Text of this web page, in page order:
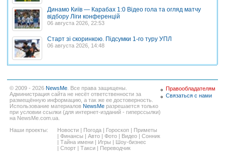
Динамо Київ — Карабах 1:0 Відео гола та огляд матчу
відбору Ліги конференцій
06 августа 2026, 22:53
Старт зі скоринкою. Підсумки 1-го туру УПЛ
06 августа 2026, 14:48
© 2009 - 2026 NewsMe . Все права защищены.
Администрация сайта не несёт ответственности за
размещённую информацию, а так же ее достоверность.
Использование материалов NewsMe разрешается только
при условии ссылки (для интернет-изданий - гиперссылки)
на NewsMe.com.ua.
Наши проекты:
Новости Погода Гороскоп
Приметы
Финансы Авто Фото Видео
Сонник
Тайна имени Игры
Шоу-бизнес
Спорт Такси Переводчик
Правообладателям
Связаться с нами